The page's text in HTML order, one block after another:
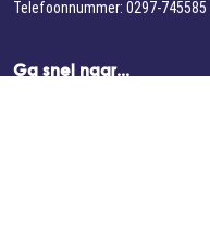
Telefoonnummer: 0297-745585
Ga snel naar...